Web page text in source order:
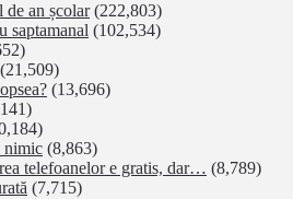
de an școlar (222,803)
saptamanal (102,534)
(21,509)
(13,696)
nimic (8,863)
telefoanelor e gratis, dar… (8,789)
(7,715)